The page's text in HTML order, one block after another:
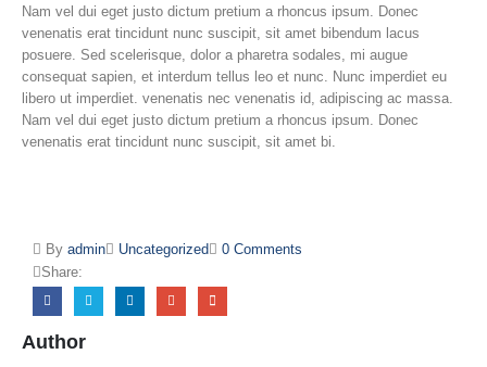
Nam vel dui eget justo dictum pretium a rhoncus ipsum. Donec
venenatis erat tincidunt nunc suscipit, sit amet bibendum lacus
posuere. Sed scelerisque, dolor a pharetra sodales, mi augue
consequat sapien, et interdum tellus leo et nunc. Nunc imperdiet eu
libero ut imperdiet. venenatis nec venenatis id, adipiscing ac massa.
Nam vel dui eget justo dictum pretium a rhoncus ipsum. Donec
venenatis erat tincidunt nunc suscipit, sit amet bi.
By admin Uncategorized
0 Comments
Share:
Author